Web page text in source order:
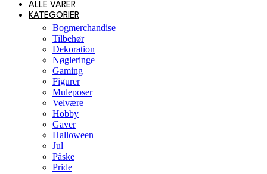
ALLE VARER
KATEGORIER
Bogmerchandise
Tilbehør
Dekoration
Nøgleringe
Gaming
Figurer
Muleposer
Velvære
Hobby
Gaver
Halloween
Jul
Påske
Pride